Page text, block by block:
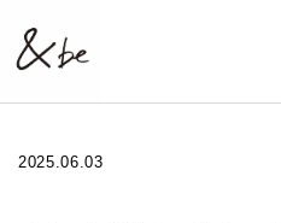
2025.06.03